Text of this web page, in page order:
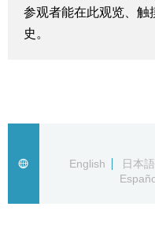
新闻
日本信息库
日本一瞥
参观者能在此观览、触
史。
English
日本語